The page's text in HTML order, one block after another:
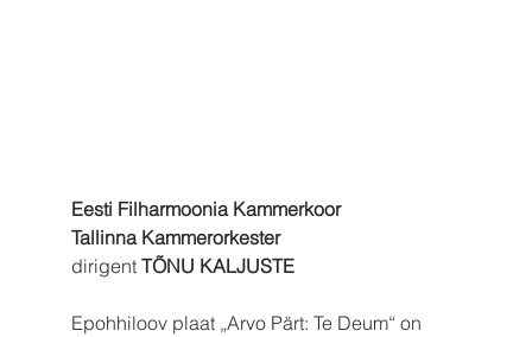
Eesti Filharmoonia Kammerkoor
Tallinna Kammerorkester
dirigent TÕNU KALJUSTE
Epohhiloov plaat „Arvo Pärt: Te Deum“ on